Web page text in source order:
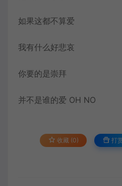
如果这都不算爱
我有什么好悲哀
你要的是崇拜
并不是谁的爱 OH NO
收藏 (0) 打